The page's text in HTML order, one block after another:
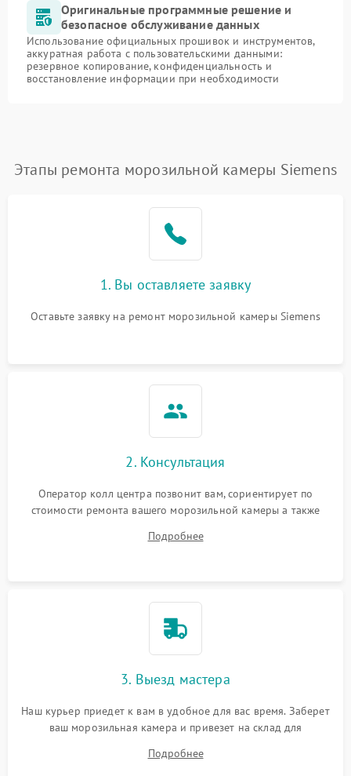
Оригинальные программные решение и
безопасное обслуживание данных
Использование официальных прошивок и инструментов,
аккуратная работа с пользовательскими данными:
резервное копирование, конфиденциальность и
восстановление информации при необходимости
Этапы ремонта морозильной камеры Siemens
1. Вы оставляете заявку
Оставьте заявку на ремонт морозильной камеры Siemens
2. Консультация
Оператор колл центра позвонит вам, сориентирует по
стоимости ремонта вашего морозильной камеры а также
Подробнее
3. Выезд мастера
Наш курьер приедет к вам в удобное для вас время. Заберет
ваш морозильная камера и привезет на склад для
Подробнее